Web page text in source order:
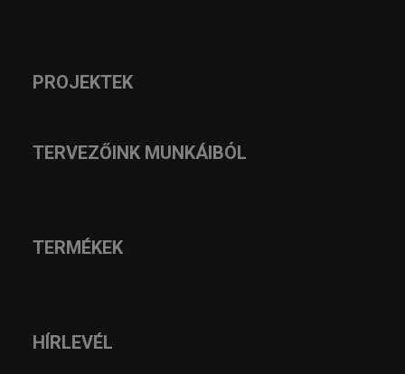
PROJEKTEK
TERVEZŐINK MUNKÁIBÓL
TERMÉKEK
HÍRLEVÉL